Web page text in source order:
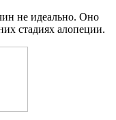
не идеально. Оно
стадиях алопеции.